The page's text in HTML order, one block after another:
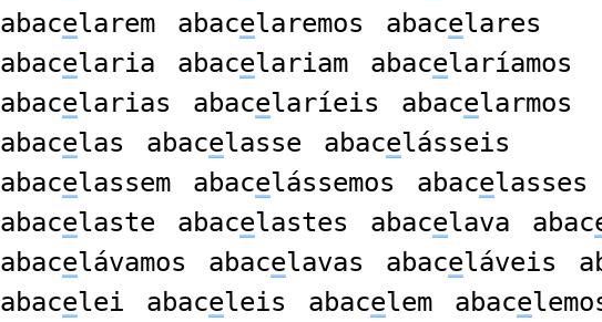
abacelarem abacelaremos abacelares
abacelaria abacelariam abacelaríamos
abacelarias abacelaríeis abacelarmos
abacelas abacelasse abacelásseis
abacelassem abacelássemos abacelasses
abacelaste abacelastes abacelava abac
abacelávamos abacelavas abaceláveis
abacelei abaceleis abacelem abace